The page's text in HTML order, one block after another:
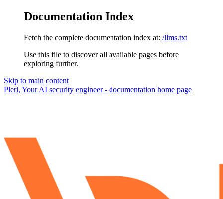
Documentation Index
Fetch the complete documentation index at: /llms.txt
Use this file to discover all available pages before
exploring further.
Skip to main content
Pleri, Your AI security engineer - documentation home page